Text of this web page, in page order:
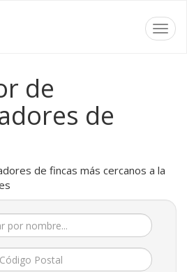
de
de
de fincas más cercanos a la